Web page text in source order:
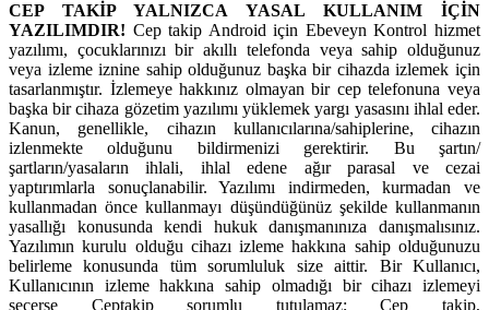
CEP TAKİP YALNIZCA YASAL KULLANIM İÇİN
YAZILIMDIR! Cep takip Android için Ebeveyn Kontrol hizmet
yazılımı, çocuklarınızı bir akıllı telefonda veya sahip olduğunuz
veya izleme iznine sahip olduğunuz başka bir cihazda izlemek için
tasarlanmıştır. İzlemeye hakkınız olmayan bir cep telefonuna veya
başka bir cihaza gözetim yazılımı yüklemek yargı yasasını ihlal eder.
Kanun, genellikle, cihazın kullanıcılarına/sahiplerine, cihazın
izlenmekte olduğunu bildirmenizi gerektirir. Bu şartın/
şartların/yasaların ihlali, ihlal edene ağır parasal ve cezai
yaptırımlarla sonuçlanabilir. Yazılımı indirmeden, kurmadan ve
kullanmadan önce kullanmayı düşündüğünüz şekilde kullanmanın
yasallığı konusunda kendi hukuk danışmanınıza danışmalısınız.
Yazılımın kurulu olduğu cihazı izleme hakkına sahip olduğunuzu
belirleme konusunda tüm sorumluluk size aittir. Bir Kullanıcı,
Kullanıcının izleme hakkına sahip olmadığı bir cihazı izlemeyi
seçerse Ceptakip sorumlu tutulamaz; Cep takip,